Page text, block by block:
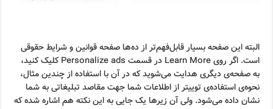
البته این صفحه بسیار قابل‌فهم‌تر از ده‌ها صفحه قوانین و شرایط حقوقی
است. اگر روی Learn More در قسمت Personalize ads کلیک کنید،
به صفحه‌ی دیگری هدایت می‌شوید که در آن با استفاده از چندین مثال،
نحوه‌ی استفاده‌ی توییتر از اطلاعات شما جهت مقاصد تبلیغاتی به شما
نشان داده می‌شود. ولی آن زیرها یک جایی به این نکته هم اشاره شده که